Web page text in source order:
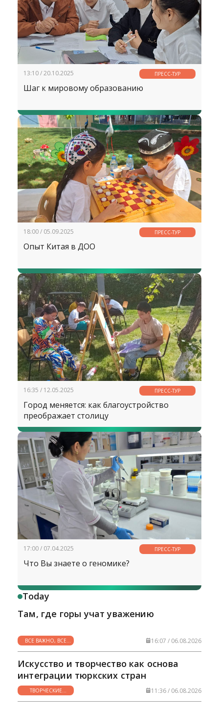
13:10 / 20.10.2025 ПРЕСС-ТУР
Шаг к мировому образованию
18:00 / 05.09.2025 ПРЕСС-ТУР
Опыт Китая в ДОО
16:35 / 12.05.2025 ПРЕСС-ТУР
Город меняется: как благоустройство
преображает столицу
17:00 / 07.04.2025 ПРЕСС-ТУР
Что Вы знаете о геномике?
Today
Там, где горы учат уважению
ВСЕ ВАЖНО, ВСЕ
НУЖНО
16:07 / 06.08.2026
Искусство и творчество как основа
интеграции тюркских стран
ТВОРЧЕСКИЕ
ГОРИЗОНТЫ
11:36 / 06.08.2026